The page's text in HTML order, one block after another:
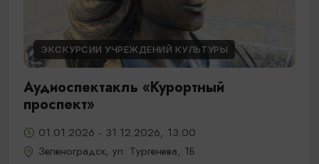
ЭКСКУРСИИ УЧРЕЖДЕНИЙ КУЛЬТУРЫ
Аудиоспектакль «Курортный
проспект»
01.01.2026 - 31.12.2026, 13:00
Зеленоградск, ул. Тургенева, 1Б